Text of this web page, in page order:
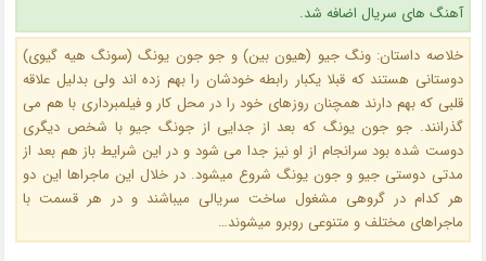
آهنگ های سریال اضافه شد.
خلاصه داستان: ونگ جیو (هیون بین) و جو جون یونگ (سونگ هیه گیوی)
دوستانی هستند که قبلا یکبار رابطه خودشان را بهم زده اند ولی بدلیل علاقه
قلبی که بهم دارند همچنان روزهای خود را در محل کار و فیلمبرداری با هم می
گذرانند. جو جون یونگ که بعد از جدایی از جونگ جیو با شخص دیگری
دوست شده بود سرانجام از او نیز جدا می شود و در این شرایط باز هم بعد از
مدتی دوستی جیو و جون یونگ شروع میشود. در خلال این ماجراها این دو
هر کدام در گروهی مشغول ساخت سریالی میباشند و در هر قسمت با
ماجراهای مختلف و متنوعی روبرو میشوند…